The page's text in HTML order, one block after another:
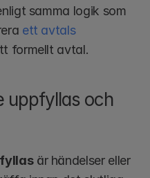
samma logik som
ett avtals
formellt avtal.
uppfyllas och
är händelser eller